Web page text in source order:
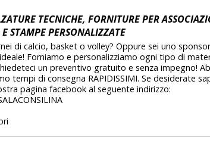
TECNICHE, FORNITURE PER
STAMPE PERSONALIZZATE
di calcio, basket o volley? Oppure sei uno sponsor
Forniamo e personalizziamo ogni tipo di
un preventivo gratuito e senza impegno!
tempi di consegna RAPIDISSIMI. Se desiderate
pagina facebook al seguente indirizzo: